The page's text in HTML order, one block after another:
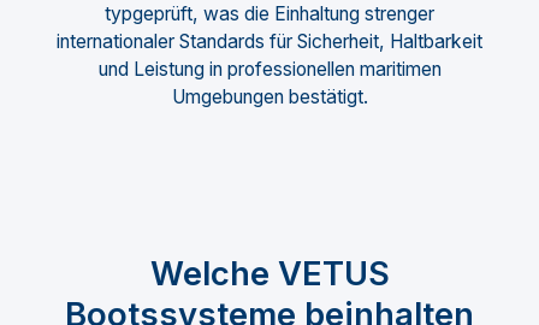
typgeprüft, was die Einhaltung strenger
internationaler Standards für Sicherheit, Haltbarkeit
und Leistung in professionellen maritimen
Umgebungen bestätigt.
Welche VETUS
Bootssysteme beinhalten